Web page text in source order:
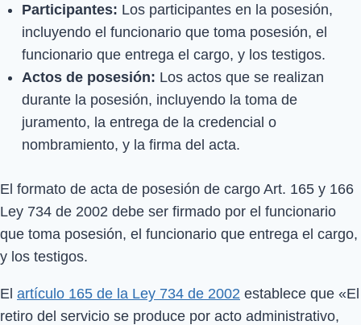
Participantes: Los participantes en la posesión,
incluyendo el funcionario que toma posesión, el
funcionario que entrega el cargo, y los testigos.
Actos de posesión: Los actos que se realizan
durante la posesión, incluyendo la toma de
juramento, la entrega de la credencial o
nombramiento, y la firma del acta.
El formato de acta de posesión de cargo Art. 165 y 166
Ley 734 de 2002 debe ser firmado por el funcionario
que toma posesión, el funcionario que entrega el cargo,
y los testigos.
El artículo 165 de la Ley 734 de 2002 establece que «El
retiro del servicio se produce por acto administrativo,